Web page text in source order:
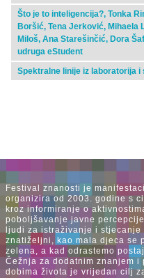
Što je to inteligencija?, Tonka
Boršić, Tena Jerković, Mihaela
Miloš, Ana Starešinčić, Dora
udruga eStudent
Spektralne linije iz laboratorija i
Festival znanosti je
organizira od 2003. godine s
kroz informiranje o
poboljšavanje javne
ljudi za istraživanje i stjecanje
znatiželjni, kao mala djeca se
zelena, a kad odrastemo
Čežnja za dodatnim znanjem
dobima života je vrijedan cilj